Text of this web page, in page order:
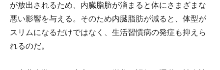
が放出されるため、内臓脂肪が溜まると体にさまざまな
悪い影響を与える。そのため内臓脂肪が減ると、体型が
スリムになるだけではなく、生活習慣病の発症も抑えら
れるのだ。